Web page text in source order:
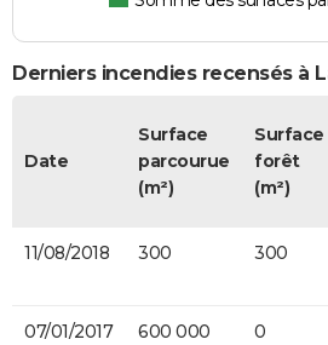
Derniers incendies recensés à
Date
Surface
parcourue
(m²)
Surface
forêt
(m²)
11/08/2018 300 300
07/01/2017 600 000 0